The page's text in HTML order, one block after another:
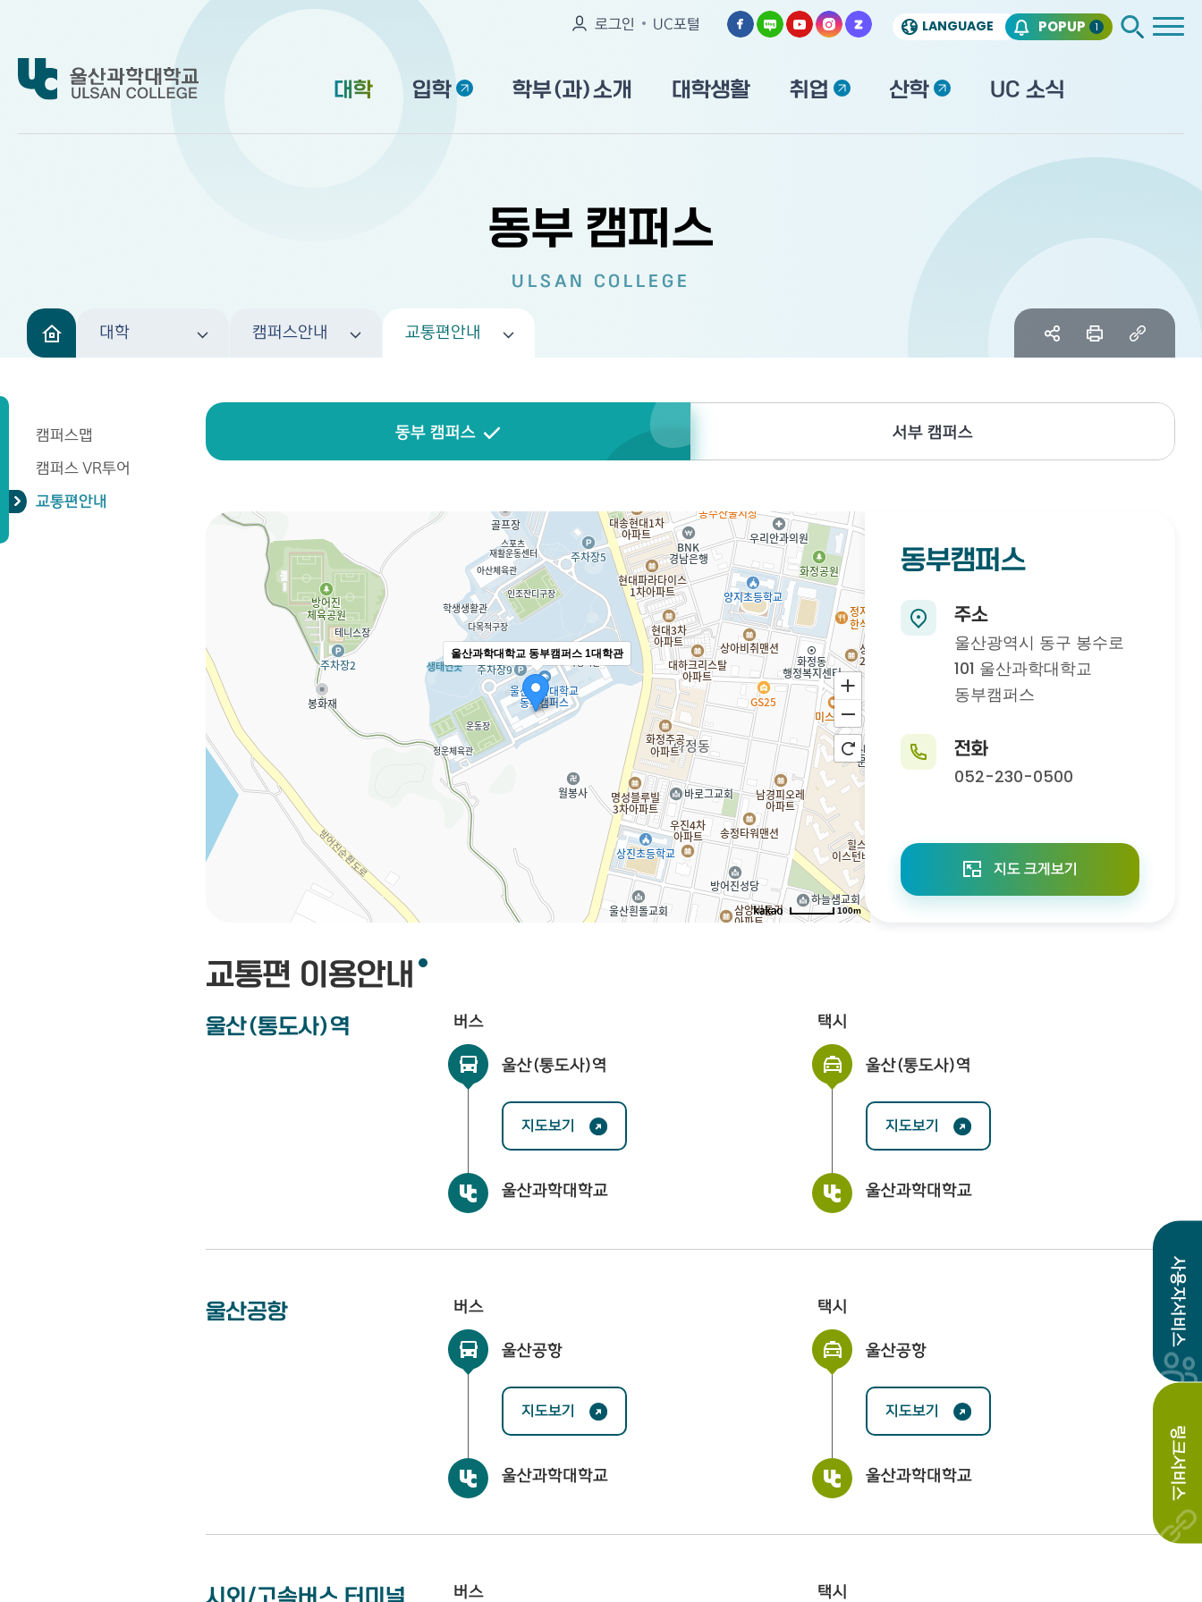
POPUP 1
사용자서비스
링크서비스
로그인 UC포털 LANGUAGE
대학 입학 학부(과)소개 대학생활 취업 산학 UC 소식
동부 캠퍼스
ULSAN COLLEGE
대학 캠퍼스안내 교통편안내
캠퍼스맵
캠퍼스 VR투어
교통편안내
동부 캠퍼스 서부 캠퍼스
울산과학대학교 동부캠퍼스 1대학관
100m
동부캠퍼스
주소
울산광역시 동구 봉수로
101 울산과학대학교
동부캠퍼스
전화
052-230-0500
지도 크게보기
교통편 이용안내
울산(통도사)역 버스
울산(통도사)역
지도보기
울산과학대학교
택시
울산(통도사)역
지도보기
울산과학대학교
울산공항 버스
울산공항
지도보기
울산과학대학교
택시
울산공항
지도보기
울산과학대학교
시외/고속버스 터미널 버스 택시